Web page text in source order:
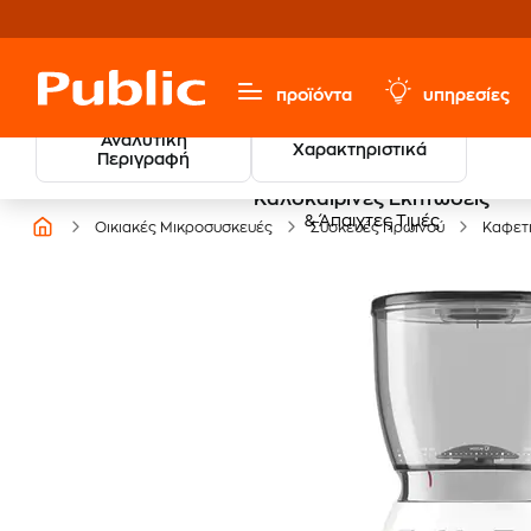
προϊόντα υπηρεσίες
Αναλυτική
Περιγραφή
Χαρακτηριστικά
Καλοκαιρινές Εκπτώσεις
& Άπαιχτες Τιμές
Οικιακές Μικροσυσκευές Συσκευές Πρωινού